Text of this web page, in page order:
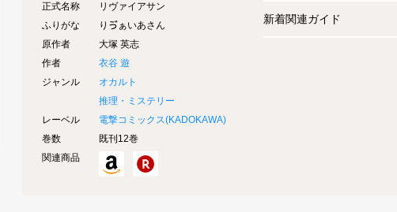
正式名称
リヴァイアサン
ふりがな
りゔぁいあさん
原作者
大塚 英志
作者
衣谷 遊
ジャンル
オカルト
推理・ミステリー
レーベル
電撃コミックス(KADOKAWA)
巻数
既刊12巻
関連商品
新着関連ガイド